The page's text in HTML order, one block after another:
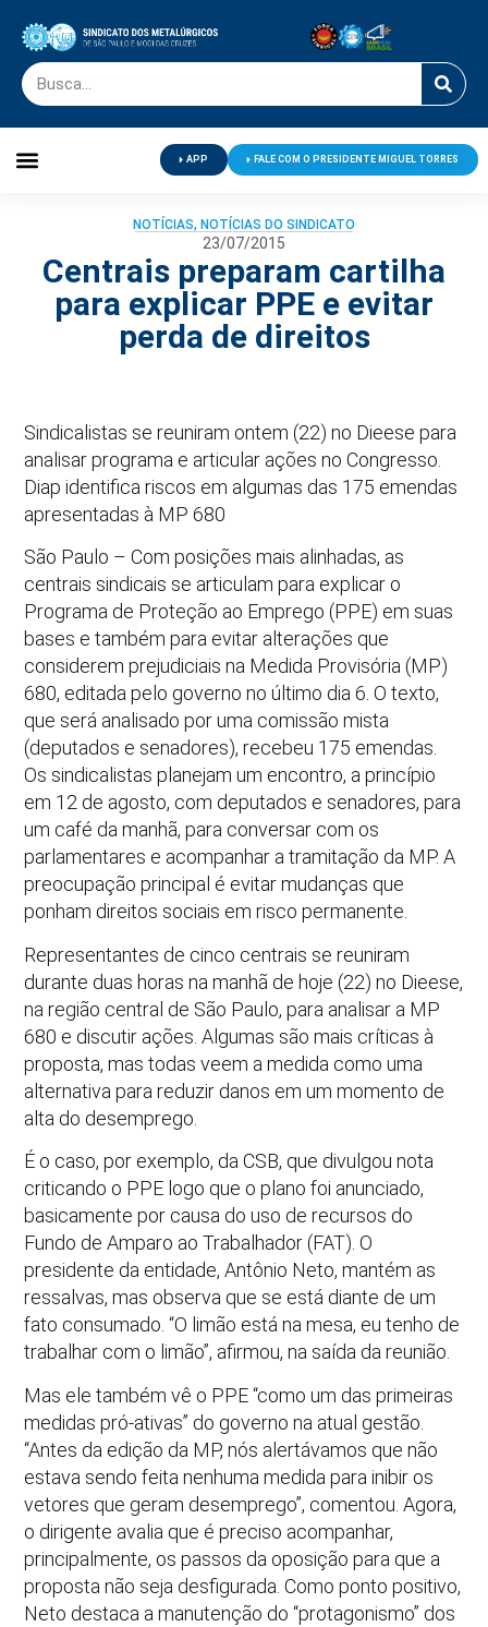
APP FALE COM O PRESIDENTE MIGUEL TORRES
NOTÍCIAS, NOTÍCIAS DO SINDICATO
23/07/2015
Centrais preparam cartilha
para explicar PPE e evitar
perda de direitos
Sindicalistas se reuniram ontem (22) no Dieese para
analisar programa e articular ações no Congresso.
Diap identifica riscos em algumas das 175 emendas
apresentadas à MP 680
São Paulo – Com posições mais alinhadas, as
centrais sindicais se articulam para explicar o
Programa de Proteção ao Emprego (PPE) em suas
bases e também para evitar alterações que
considerem prejudiciais na Medida Provisória (MP)
680, editada pelo governo no último dia 6. O texto,
que será analisado por uma comissão mista
(deputados e senadores), recebeu 175 emendas.
Os sindicalistas planejam um encontro, a princípio
em 12 de agosto, com deputados e senadores, para
um café da manhã, para conversar com os
parlamentares e acompanhar a tramitação da MP. A
preocupação principal é evitar mudanças que
ponham direitos sociais em risco permanente.
Representantes de cinco centrais se reuniram
durante duas horas na manhã de hoje (22) no Dieese,
na região central de São Paulo, para analisar a MP
680 e discutir ações. Algumas são mais críticas à
proposta, mas todas veem a medida como uma
alternativa para reduzir danos em um momento de
alta do desemprego.
É o caso, por exemplo, da CSB, que divulgou nota
criticando o PPE logo que o plano foi anunciado,
basicamente por causa do uso de recursos do
Fundo de Amparo ao Trabalhador (FAT). O
presidente da entidade, Antônio Neto, mantém as
ressalvas, mas observa que se está diante de um
fato consumado. “O limão está na mesa, eu tenho de
trabalhar com o limão”, afirmou, na saída da reunião.
Mas ele também vê o PPE “como um das primeiras
medidas pró-ativas” do governo na atual gestão.
“Antes da edição da MP, nós alertávamos que não
estava sendo feita nenhuma medida para inibir os
vetores que geram desemprego”, comentou. Agora,
o dirigente avalia que é preciso acompanhar,
principalmente, os passos da oposição para que a
proposta não seja desfigurada. Como ponto positivo,
Neto destaca a manutenção do “protagonismo” dos